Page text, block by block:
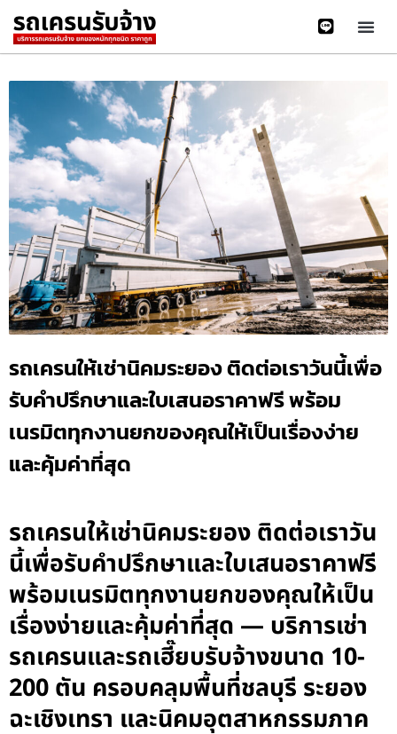
รถเครนให้เช่านิคมระยอง ติดต่อเราวันนี้เพื่อ
รับคำปรึกษาและใบเสนอราคาฟรี พร้อม
เนรมิตทุกงานยกของคุณให้เป็นเรื่องง่าย
และคุ้มค่าที่สุด
รถเครนให้เช่านิคมระยอง ติดต่อเราวัน
นี้เพื่อรับคำปรึกษาและใบเสนอราคาฟรี
พร้อมเนรมิตทุกงานยกของคุณให้เป็น
เรื่องง่ายและคุ้มค่าที่สุด — บริการเช่า
รถเครนและรถเฮี๊ยบรับจ้างขนาด 10-
200 ตัน ครอบคลุมพื้นที่ชลบุรี ระยอง
ฉะเชิงเทรา และนิคมอุตสาหกรรมภาค